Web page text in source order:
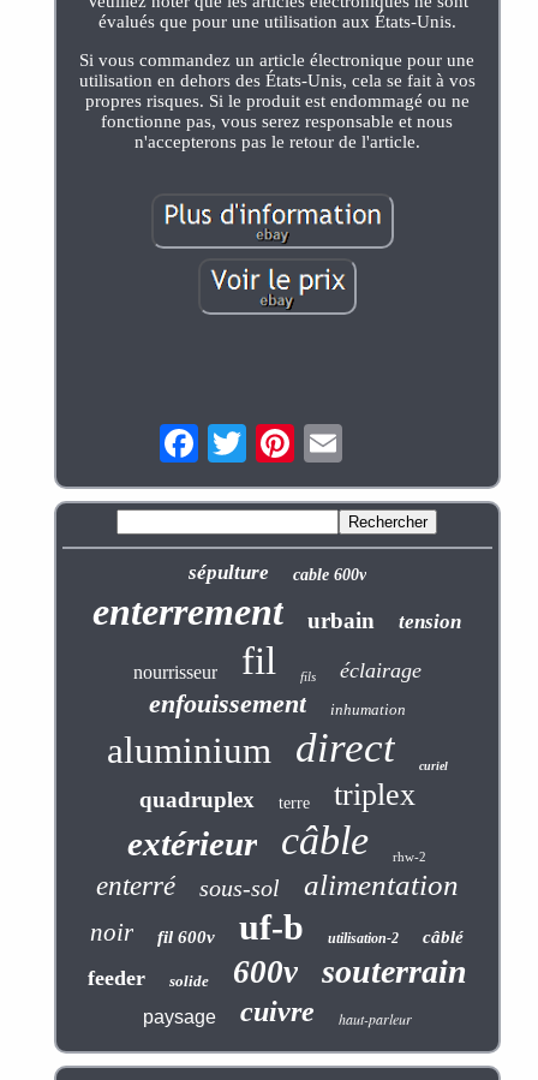
évalués que pour une utilisation aux États-Unis.
Si vous commandez un article électronique pour une
utilisation en dehors des États-Unis, cela se fait à vos
propres risques. Si le produit est endommagé ou ne
fonctionne pas, vous serez responsable et nous
n'accepterons pas le retour de l'article.
sépulture cable 600v
enterrement urbain tension
nourrisseur fil fils éclairage
enfouissement inhumation
aluminium direct curiel
quadruplex terre triplex
extérieur câble rhw-2
enterré sous-sol alimentation
noir fil 600v uf-b utilisation-2 câblé
feeder solide 600v souterrain
paysage cuivre haut-parleur